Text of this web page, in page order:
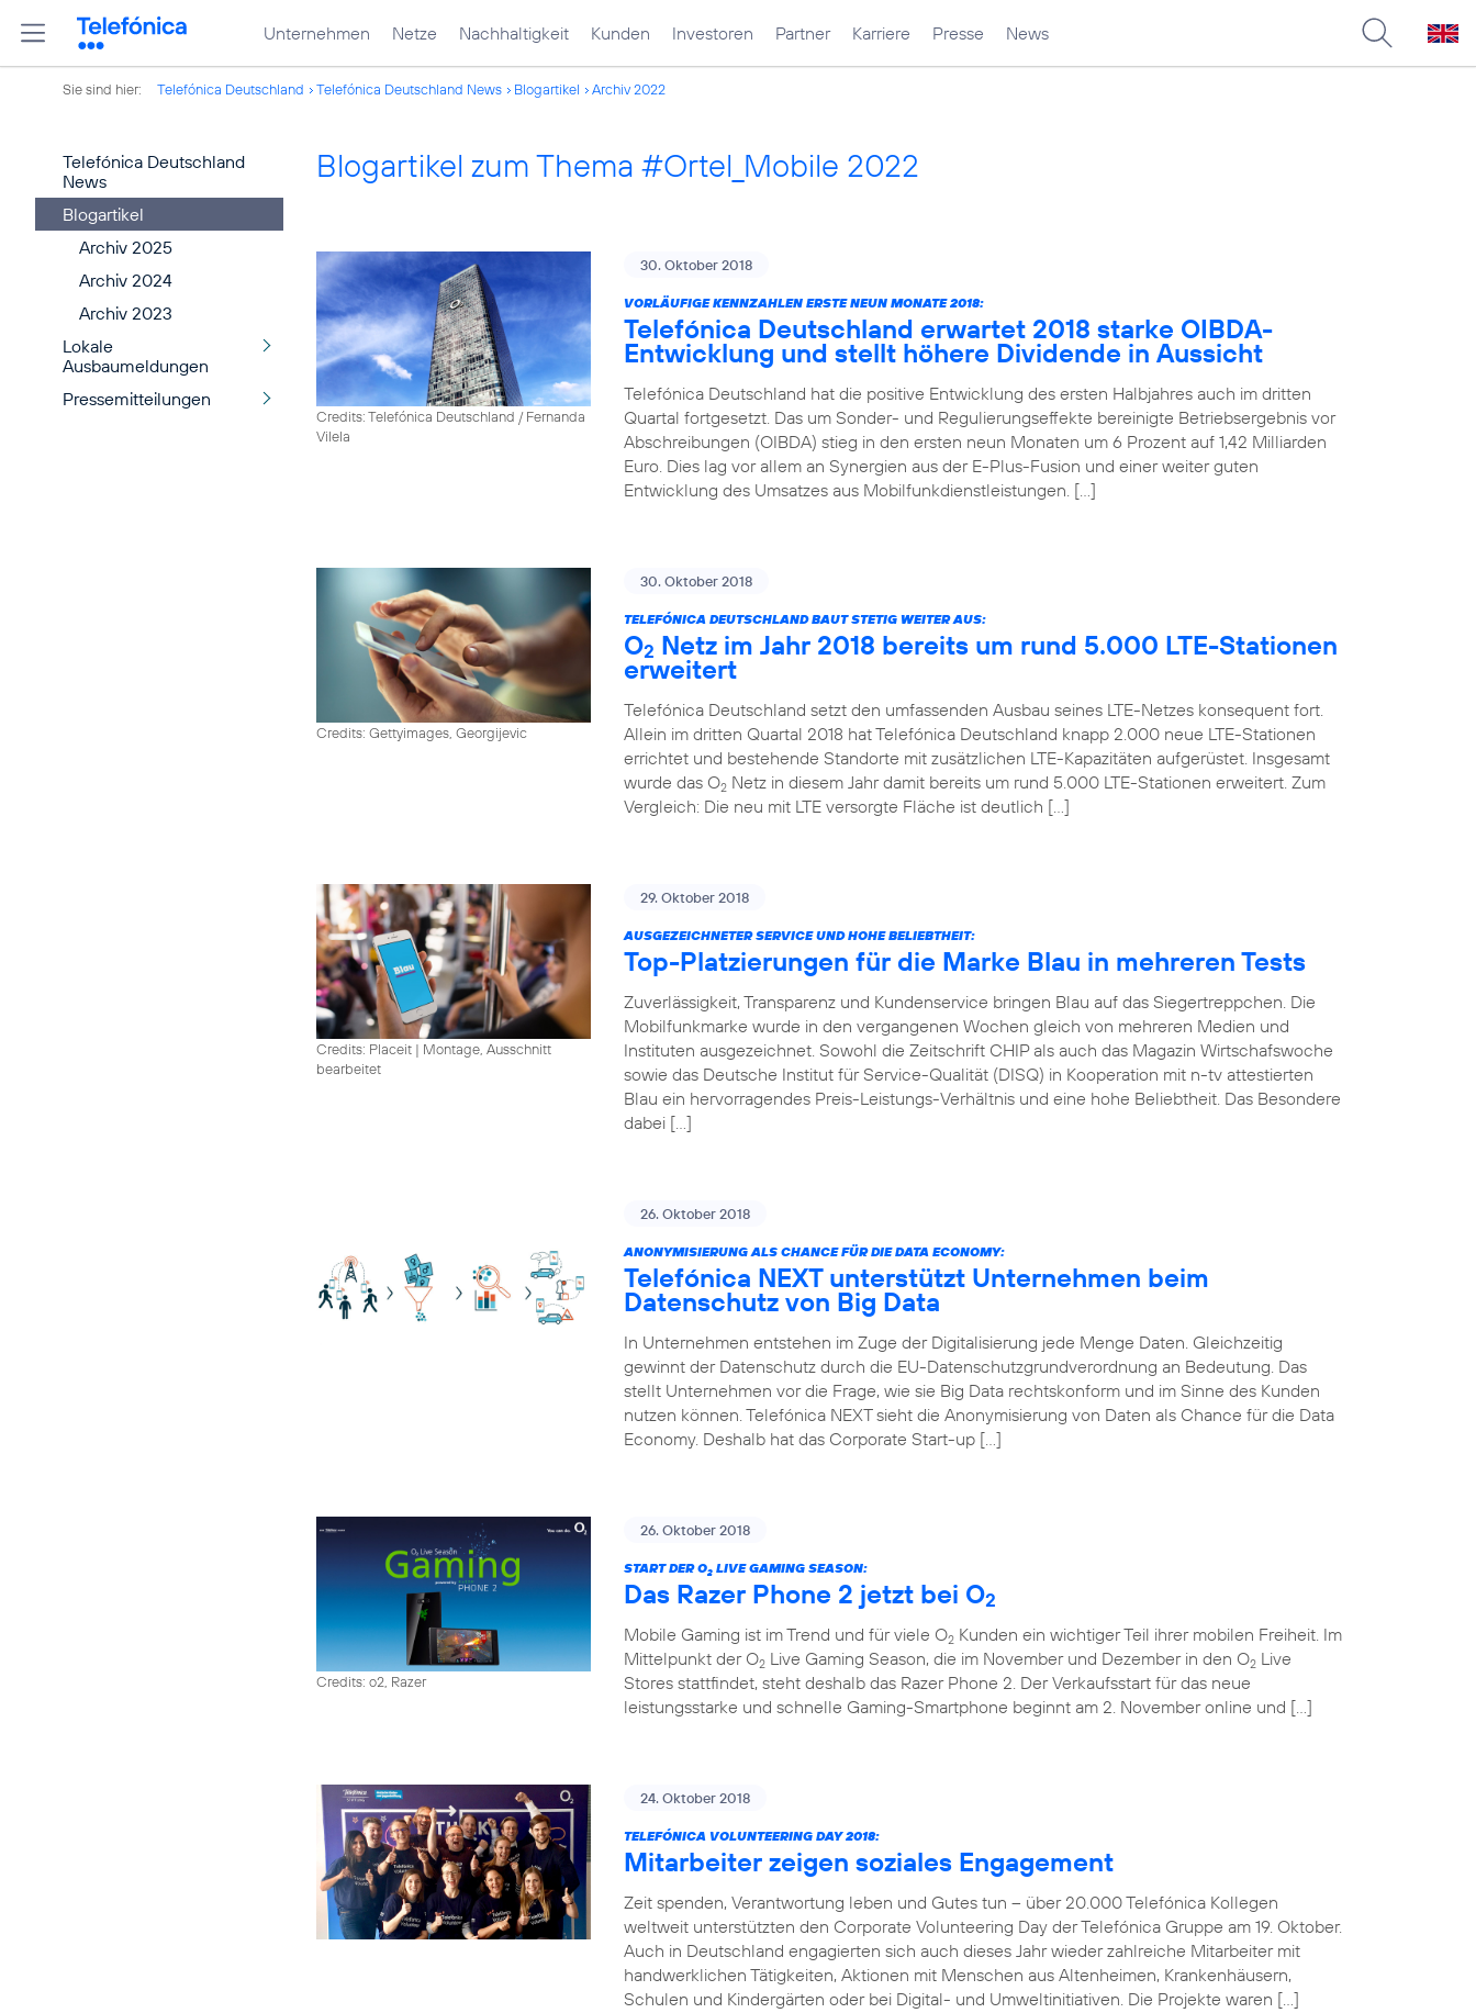
Unternehmen Netze Nachhaltigkeit Kunden Investoren Partner Karriere Presse News
Sie sind hier: Telefónica Deutschland Telefónica Deutschland News Blogartikel Archiv 2022
Telefónica Deutschland
News
Blogartikel
Archiv 2025
Archiv 2024
Archiv 2023
Lokale
Ausbaumeldungen
Pressemitteilungen
Blogartikel zum Thema #Ortel_Mobile 2022
Credits: Telefónica Deutschland / Fernanda
Vilela
30. Oktober 2018
VORLÄUFIGE KENNZAHLEN ERSTE NEUN MONATE 2018:
Telefónica Deutschland erwartet 2018 starke OIBDA-
Entwicklung und stellt höhere Dividende in Aussicht
Telefónica Deutschland hat die positive Entwicklung des ersten Halbjahres auch im dritten
Quartal fortgesetzt. Das um Sonder- und Regulierungseffekte bereinigte Betriebsergebnis vor
Abschreibungen (OIBDA) stieg in den ersten neun Monaten um 6 Prozent auf 1,42 Milliarden
Euro. Dies lag vor allem an Synergien aus der E-Plus-Fusion und einer weiter guten
Entwicklung des Umsatzes aus Mobilfunkdienstleistungen. […]
Credits: Gettyimages, Georgijevic
30. Oktober 2018
TELEFÓNICA DEUTSCHLAND BAUT STETIG WEITER AUS:
O2 Netz im Jahr 2018 bereits um rund 5.000 LTE-Stationen
erweitert
Telefónica Deutschland setzt den umfassenden Ausbau seines LTE-Netzes konsequent fort.
Allein im dritten Quartal 2018 hat Telefónica Deutschland knapp 2.000 neue LTE-Stationen
errichtet und bestehende Standorte mit zusätzlichen LTE-Kapazitäten aufgerüstet. Insgesamt
wurde das O2 Netz in diesem Jahr damit bereits um rund 5.000 LTE-Stationen erweitert. Zum
Vergleich: Die neu mit LTE versorgte Fläche ist deutlich […]
Credits: Placeit | Montage, Ausschnitt
bearbeitet
29. Oktober 2018
AUSGEZEICHNETER SERVICE UND HOHE BELIEBTHEIT:
Top-Platzierungen für die Marke Blau in mehreren Tests
Zuverlässigkeit, Transparenz und Kundenservice bringen Blau auf das Siegertreppchen. Die
Mobilfunkmarke wurde in den vergangenen Wochen gleich von mehreren Medien und
Instituten ausgezeichnet. Sowohl die Zeitschrift CHIP als auch das Magazin Wirtschafswoche
sowie das Deutsche Institut für Service-Qualität (DISQ) in Kooperation mit n-tv attestierten
Blau ein hervorragendes Preis-Leistungs-Verhältnis und eine hohe Beliebtheit. Das Besondere
dabei […]
26. Oktober 2018
ANONYMISIERUNG ALS CHANCE FÜR DIE DATA ECONOMY:
Telefónica NEXT unterstützt Unternehmen beim
Datenschutz von Big Data
In Unternehmen entstehen im Zuge der Digitalisierung jede Menge Daten. Gleichzeitig
gewinnt der Datenschutz durch die EU-Datenschutzgrundverordnung an Bedeutung. Das
stellt Unternehmen vor die Frage, wie sie Big Data rechtskonform und im Sinne des Kunden
nutzen können. Telefónica NEXT sieht die Anonymisierung von Daten als Chance für die Data
Economy. Deshalb hat das Corporate Start-up […]
Credits: o2, Razer
26. Oktober 2018
START DER O2 LIVE GAMING SEASON:
Das Razer Phone 2 jetzt bei O2
Mobile Gaming ist im Trend und für viele O2 Kunden ein wichtiger Teil ihrer mobilen Freiheit. Im
Mittelpunkt der O2 Live Gaming Season, die im November und Dezember in den O2 Live
Stores stattfindet, steht deshalb das Razer Phone 2. Der Verkaufsstart für das neue
leistungsstarke und schnelle Gaming-Smartphone beginnt am 2. November online und […]
24. Oktober 2018
TELEFÓNICA VOLUNTEERING DAY 2018:
Mitarbeiter zeigen soziales Engagement
Zeit spenden, Verantwortung leben und Gutes tun – über 20.000 Telefónica Kollegen
weltweit unterstützten den Corporate Volunteering Day der Telefónica Gruppe am 19. Oktober.
Auch in Deutschland engagierten sich auch dieses Jahr wieder zahlreiche Mitarbeiter mit
handwerklichen Tätigkeiten, Aktionen mit Menschen aus Altenheimen, Krankenhäusern,
Schulen und Kindergärten oder bei Digital- und Umweltinitiativen. Die Projekte waren […]